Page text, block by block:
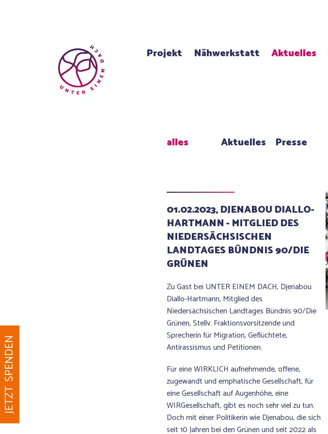
Projekt Nähwerkstatt Aktuelles
alles Aktuelles Presse
01.02.2023, DJENABOU DIALLO-
HARTMANN - MITGLIED DES
NIEDERSÄCHSISCHEN
LANDTAGES BÜNDNIS 90/DIE
GRÜNEN
Zu Gast bei UNTER EINEM DACH, Djenabou
Diallo-Hartmann, Mitglied des
Niedersächsischen Landtages Bündnis 90/Die
Grünen, Stellv. Fraktionsvorsitzende und
Sprecherin für Migration, Geflüchtete,
Antirassismus und Petitionen.
Für eine WIRKLICH aufnehmende, offene,
zugewandt und emphatische Gesellschaft, für
eine Gesellschaft auf Augenhöhe, eine
WIRGesellschaft, gibt es noch sehr viel zu tun.
Doch mit einer Politikerin wie Djenabou, die sich
seit 10 Jahren bei den Grünen und seit 2022 als
JETZT SPENDEN